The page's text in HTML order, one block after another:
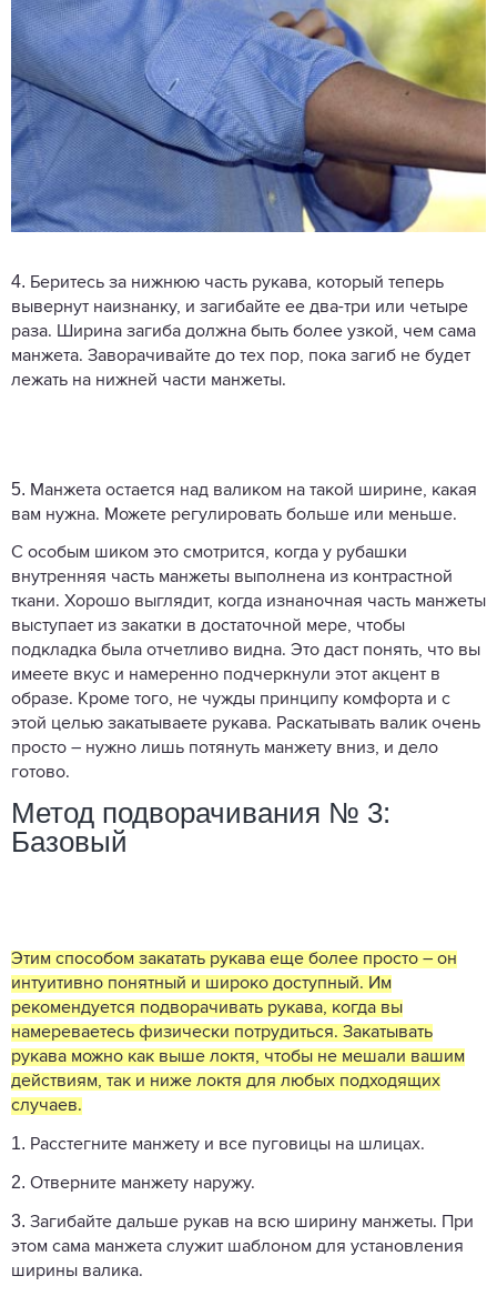
4. Беритесь за нижнюю часть рукава, который теперь
вывернут наизнанку, и загибайте ее два-три или четыре
раза. Ширина загиба должна быть более узкой, чем сама
манжета. Заворачивайте до тех пор, пока загиб не будет
лежать на нижней части манжеты.
5. Манжета остается над валиком на такой ширине, какая
вам нужна. Можете регулировать больше или меньше.
С особым шиком это смотрится, когда у рубашки
внутренняя часть манжеты выполнена из контрастной
ткани. Хорошо выглядит, когда изнаночная часть манжеты
выступает из закатки в достаточной мере, чтобы
подкладка была отчетливо видна. Это даст понять, что вы
имеете вкус и намеренно подчеркнули этот акцент в
образе. Кроме того, не чужды принципу комфорта и с
этой целью закатываете рукава. Раскатывать валик очень
просто – нужно лишь потянуть манжету вниз, и дело
готово.
Метод подворачивания № 3:
Базовый
Этим способом закатать рукава еще более просто – он
интуитивно понятный и широко доступный. Им
рекомендуется подворачивать рукава, когда вы
намереваетесь физически потрудиться. Закатывать
рукава можно как выше локтя, чтобы не мешали вашим
действиям, так и ниже локтя для любых подходящих
случаев.
1. Расстегните манжету и все пуговицы на шлицах.
2. Отверните манжету наружу.
3. Загибайте дальше рукав на всю ширину манжеты. При
этом сама манжета служит шаблоном для установления
ширины валика.